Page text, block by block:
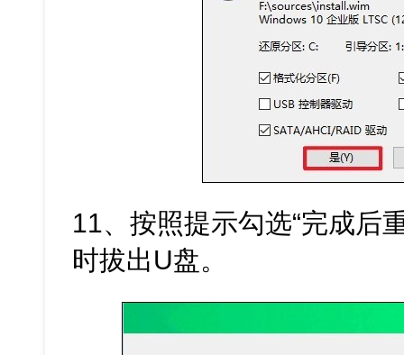
11、按照提示勾选“完成后
时拔出U盘。